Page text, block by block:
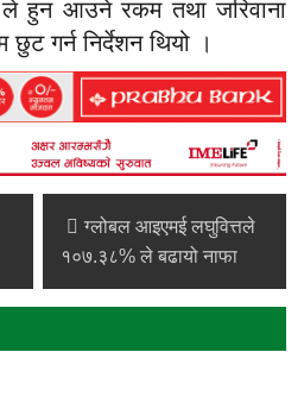
ले हुन आउने रकम तथा जरिवाना
गर्न निर्देशन थियो ।
ग्लोबल आइएमई लघुवित्तले
१०७.३८% ले बढायो नाफा